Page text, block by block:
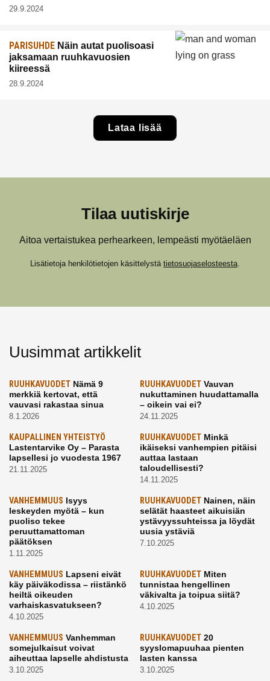
29.9.2024
PARISUHDE Näin autat puolisoasi
jaksamaan ruuhkavuosien
kiireessä
28.9.2024
Lataa lisää
Tilaa uutiskirje
Aitoa vertaistukea perhearkeen, lempeästi myötäeläen
Lisätietoja henkilötietojen käsittelystä tietosuojaselosteesta.
Uusimmat artikkelit
RUUHKAVUODET Nämä 9
merkkiä kertovat, että
vauvasi rakastaa sinua
8.1.2026
RUUHKAVUODETVauvan
nukuttaminen huudattamalla
– oikein vai ei?
24.11.2025
KAUPALLINEN YHTEISTYÖ
Lastentarvike Oy – Parasta
lapsellesi jo vuodesta 1967
21.11.2025
RUUHKAVUODETMinkä
ikäiseksi vanhempien pitäisi
auttaa lastaan
taloudellisesti?
14.11.2025
VANHEMMUUS Isyys
leskeyden myötä – kun
puoliso tekee
peruuttamattoman
päätöksen
1.11.2025
RUUHKAVUODETNainen, näin
selätät haasteet aikuisiän
ystävyyssuhteissa ja löydät
uusia ystäviä
7.10.2025
VANHEMMUUS Lapseni eivät
käy päiväkodissa – riistänkö
heiltä oikeuden
varhaiskasvatukseen?
4.10.2025
RUUHKAVUODETMiten
tunnistaa hengellinen
väkivalta ja toipua siitä?
4.10.2025
VANHEMMUUS Vanhemman
somejulkaisut voivat
aiheuttaa lapselle ahdistusta
3.10.2025
RUUHKAVUODET20
syyslomapuuhaa pienten
lasten kanssa
3.10.2025